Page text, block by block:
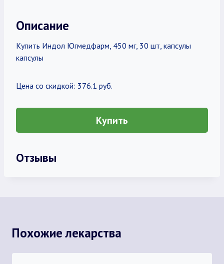
Описание
Купить Индол Югмедфарм, 450 мг, 30 шт, капсулы
капсулы
Цена со скидкой: 376.1 руб.
Купить
Отзывы
Похожие лекарства